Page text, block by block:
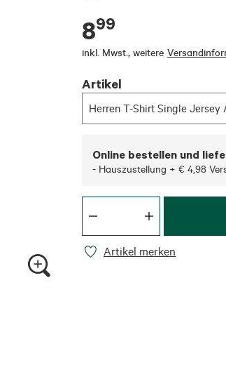
899
inkl. Mwst., weitere
Artikel
Herren T-Shirt Single Jersey
Online bestellen und
- Hauszustellung + € 4,98
Artikel merken